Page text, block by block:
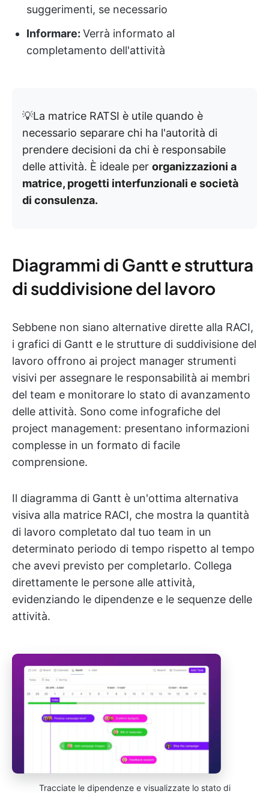
suggerimenti, se necessario
Informare: Verrà informato al
completamento dell'attività
💡La matrice RATSI è utile quando è
necessario separare chi ha l'autorità di
prendere decisioni da chi è responsabile
delle attività. È ideale per organizzazioni a
matrice, progetti interfunzionali e società
di consulenza.
Diagrammi di Gantt e struttura
di suddivisione del lavoro
Sebbene non siano alternative dirette alla RACI,
i grafici di Gantt e le strutture di suddivisione del
lavoro offrono ai project manager strumenti
visivi per assegnare le responsabilità ai membri
del team e monitorare lo stato di avanzamento
delle attività. Sono come infografiche del
project management: presentano informazioni
complesse in un formato di facile
comprensione.
Il diagramma di Gantt è un'ottima alternativa
visiva alla matrice RACI, che mostra la quantità
di lavoro completato dal tuo team in un
determinato periodo di tempo rispetto al tempo
che avevi previsto per completarlo. Collega
direttamente le persone alle attività,
evidenziando le dipendenze e le sequenze delle
attività.
Tracciate le dipendenze e visualizzate lo stato di